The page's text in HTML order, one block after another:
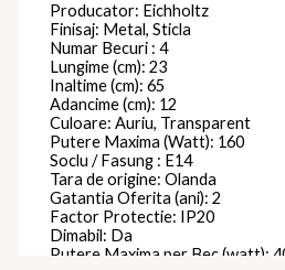
Producator: Eichholtz
Finisaj: Metal, Sticla
Numar Becuri : 4
Lungime (cm): 23
Inaltime (cm): 65
Adancime (cm): 12
Culoare: Auriu, Transparent
Putere Maxima (Watt): 160
Soclu / Fasung : E14
Tara de origine: Olanda
Gatantia Oferita (ani): 2
Factor Protectie: IP20
Dimabil: Da
Putere Maxima per Bec (watt):